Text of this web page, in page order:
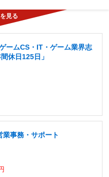
ームCS・IT・ゲーム業界志
休日125日」
業事務・サポート